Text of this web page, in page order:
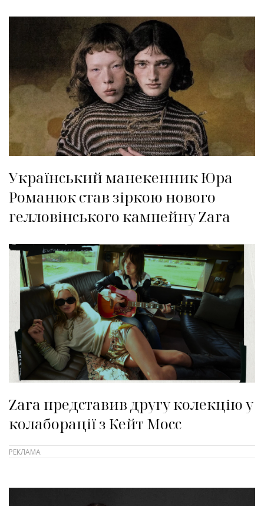
Український манекенник Юра
Романюк став зіркою нового
гелловінського кампейну Zara
Zara представив другу колекцію у
колаборації з Кейт Мосс